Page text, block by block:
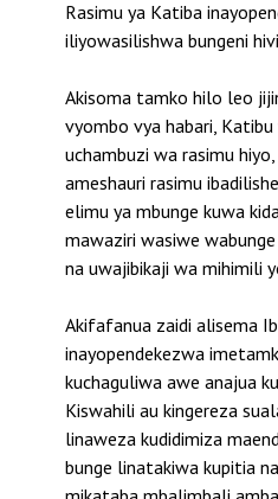
Rasimu ya Katiba
iliyowasilishwa bungeni
Akisoma tamko hilo leo
vyombo vya habari,
uchambuzi wa rasimu
ameshauri rasimu
elimu ya mbunge kuwa
mawaziri wasiwe
na uwajibikaji wa mihimili
Akifafanua zaidi alisema
inayopendekezwa
kuchaguliwa awe anajua
Kiswahili au kingereza
linaweza kudidimiza
bunge linatakiwa kupitia